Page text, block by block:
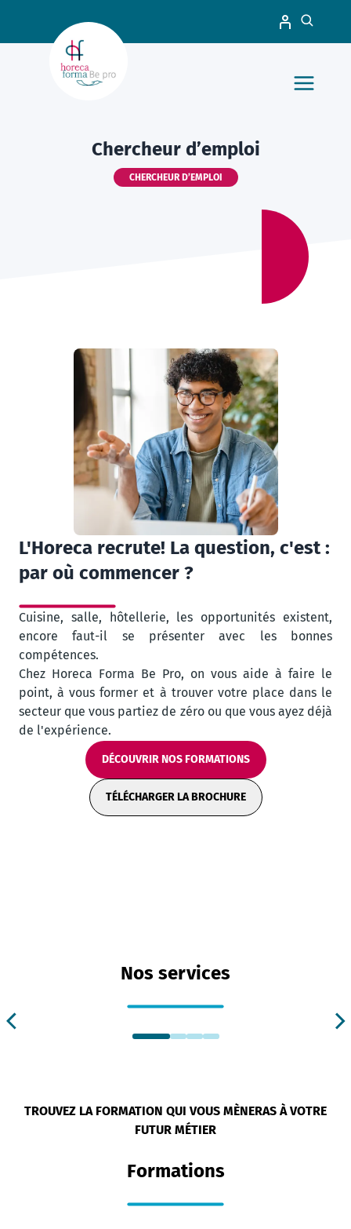
Chercheur d’emploi
CHERCHEUR D’EMPLOI
L'Horeca recrute! La question, c'est :
par où commencer ?
Cuisine, salle, hôtellerie, les opportunités existent,
encore faut-il se présenter avec les bonnes
compétences.
Chez Horeca Forma Be Pro, on vous aide à faire le
point, à vous former et à trouver votre place dans le
secteur que vous partiez de zéro ou que vous ayez déjà
de l'expérience.
DÉCOUVRIR NOS FORMATIONS
TÉLÉCHARGER LA BROCHURE
Nos services
TROUVEZ LA FORMATION QUI VOUS MÈNERAS À VOTRE
FUTUR MÉTIER
Formations